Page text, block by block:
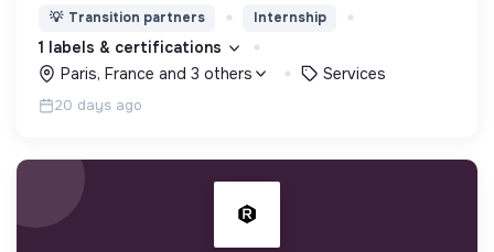
💡 Transition partners Internship
1 labels & certifications
Paris, France and 3 others
Services
20 days ago